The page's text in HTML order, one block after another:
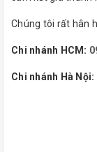
Chúng tôi rất hân
Chi nhánh HCM:
Chi nhánh Hà Nội: